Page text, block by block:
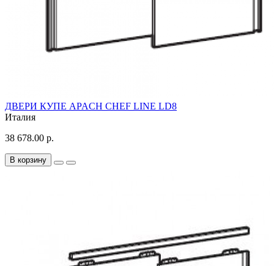
ДВЕРИ КУПЕ APACH CHEF LINE LD8
Италия
38 678.00 р.
В корзину